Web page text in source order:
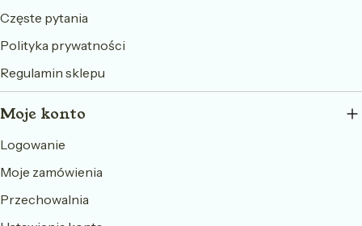
Częste pytania
Polityka prywatności
Regulamin sklepu
Moje konto
Logowanie
Moje zamówienia
Przechowalnia